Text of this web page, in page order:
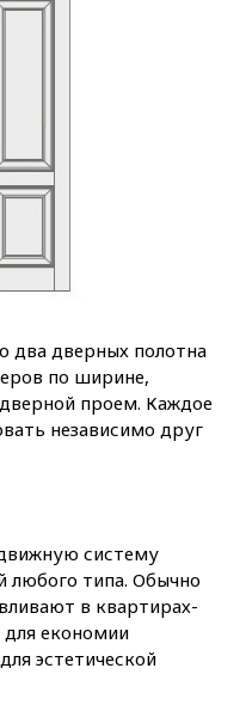
два дверных полотна
по ширине,
проем. Каждое
независимо друг
систему
любого типа. Обычно
в квартирах-
економии
эстетической